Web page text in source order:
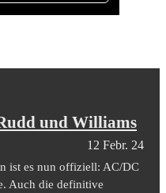
und Williams
12 Febr. 24
ist es nun offiziell: AC/DC
Auch die definitive